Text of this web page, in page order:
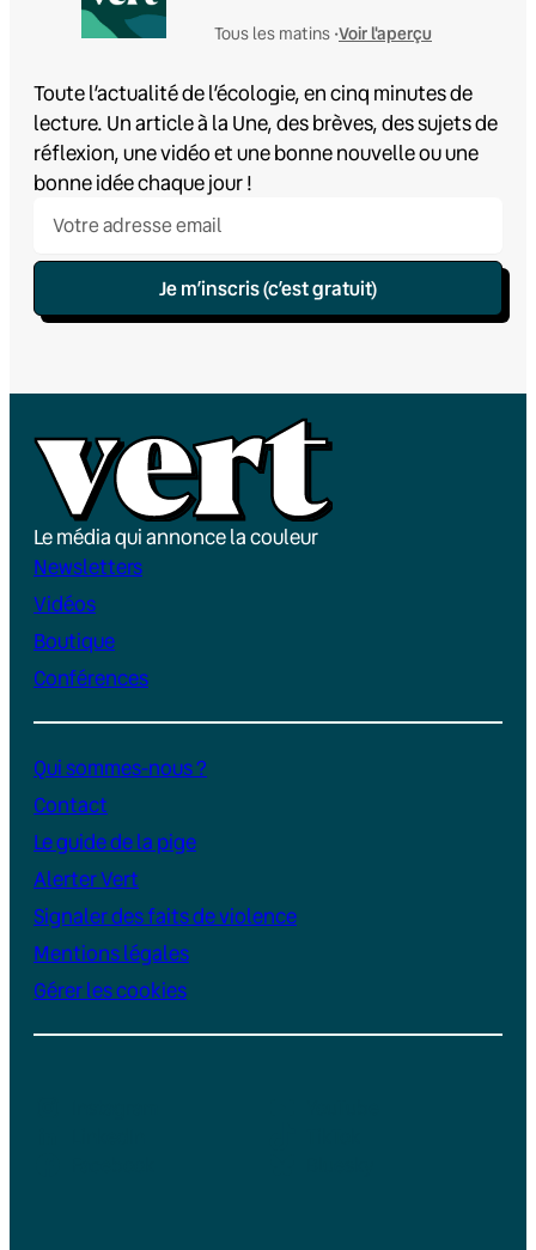
Tous les matins •Voir l'aperçu
Toute l’actualité de l’écologie, en cinq minutes de
lecture. Un article à la Une, des brèves, des sujets de
réflexion, une vidéo et une bonne nouvelle ou une
bonne idée chaque jour !
Je m’inscris (c’est gratuit)
Le média qui annonce la couleur
Newsletters
Vidéos
Boutique
Conférences
Qui sommes-nous ?
Contact
Le guide de la pige
Alerter Vert
Signaler des faits de violence
Mentions légales
Gérer les cookies